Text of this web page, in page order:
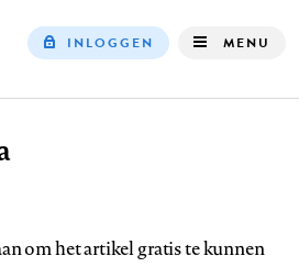
INLOGGEN MENU
om het artikel gratis te kunnen